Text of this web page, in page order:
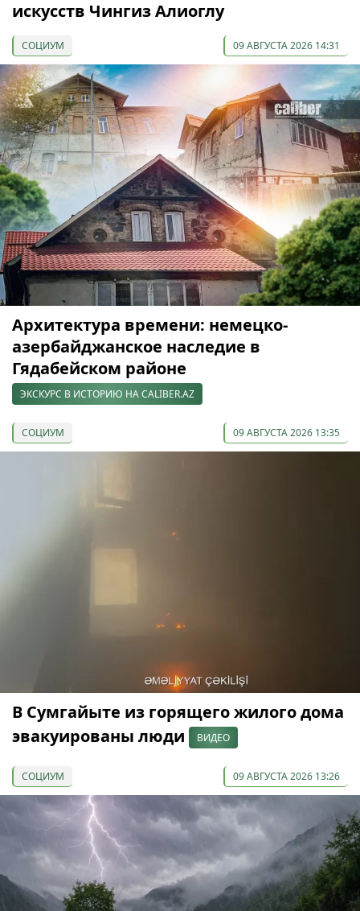
искусств Чингиз Алиоглу
СОЦИУМ 09 АВГУСТА 2026 14:31
Архитектура времени: немецко-
азербайджанское наследие в
Гядабейском районе
ЭКСКУРС В ИСТОРИЮ НА CALIBER.AZ
СОЦИУМ 09 АВГУСТА 2026 13:35
В Сумгайыте из горящего жилого дома
эвакуированы люди
ВИДЕО
СОЦИУМ 09 АВГУСТА 2026 13:26